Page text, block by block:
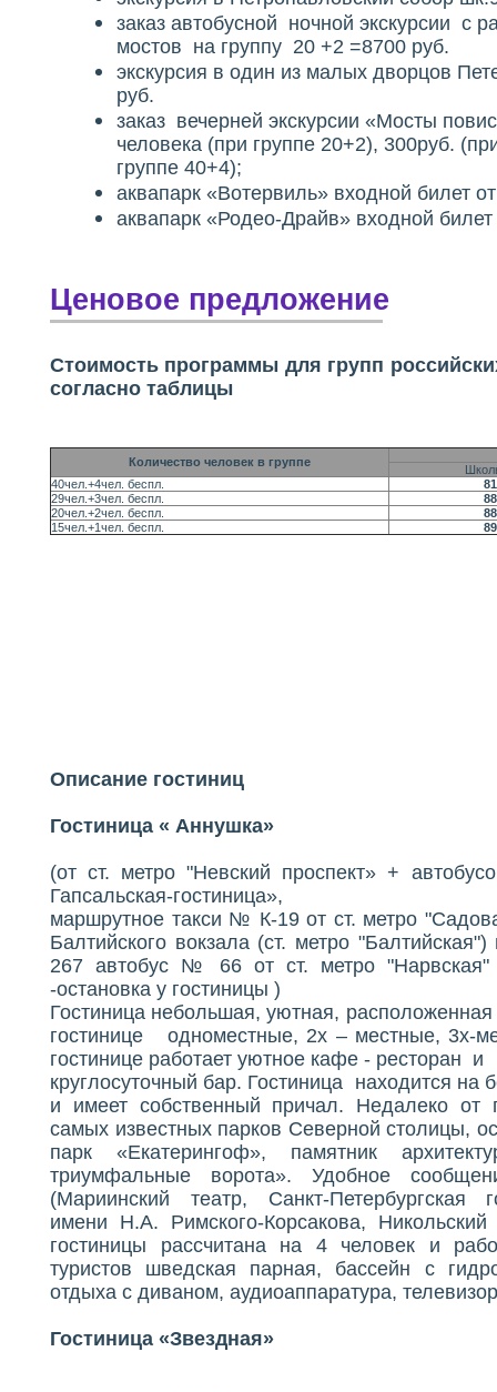
заказ автобусной ночной экскурсии с
мостов на группу 20 +2 =8700 руб.
экскурсия в один из малых дворцов
руб.
заказ вечерней экскурсии «Мосты
человека (при группе 20+2), 300руб.
группе 40+4);
аквапарк «Вотервиль» входной билет
аквапарк «Родео-Драйв» входной билет
Ценовое предложение
Стоимость программы для групп
согласно таблицы
Количество человек в группе
40чел.+4чел. беспл.
29чел.+3чел. беспл.
20чел.+2чел. беспл.
15чел.+1чел. беспл.
Описание гостиниц
Гостиница « Аннушка»
(от ст. метро "Невский проспект» +
Гапсальская-гостиница»,
маршрутное такси № К-19 от ст. метро
Балтийского вокзала (ст. метро
267 автобус № 66 от ст. метро
-остановка у гостиницы )
Гостиница небольшая, уютная,
гостинице одноместные, 2х – местные, 3х-
гостинице работает уютное кафе - ресторан и
круглосуточный бар. Гостиница находится на
и имеет собственный причал. Недалеко от
самых известных парков Северной столицы,
парк «Екатерингоф», памятник
триумфальные ворота». Удобное
(Мариинский театр, Санкт-Петербургская
имени Н.А. Римского-Корсакова,
гостиницы рассчитана на 4 человек и
туристов шведская парная, бассейн с
отдыха с диваном, аудиоаппаратура,
Гостиница «Звездная»